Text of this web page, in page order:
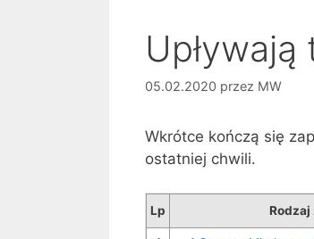
05.02.2020 przez MW
Wkrótce kończą się
ostatniej chwili.
Lp Rodzaj